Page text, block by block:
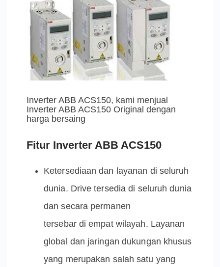
Inverter ABB ACS150, kami menjual
Inverter ABB ACS150 Original dengan
harga bersaing
Fitur Inverter ABB ACS150
Ketersediaan dan layanan di seluruh
dunia. Drive tersedia di seluruh dunia
dan secara permanen
tersebar di empat wilayah. Layanan
global dan jaringan dukungan khusus
yang merupakan salah satu yang